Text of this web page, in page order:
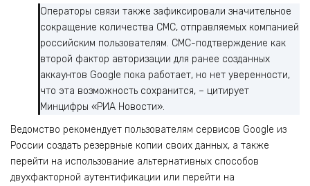
Операторы связи также зафиксировали значительное
сокращение количества СМС, отправляемых компанией
российским пользователям. СМС-подтверждение как
второй фактор авторизации для ранее созданных
аккаунтов Google пока работает, но нет уверенности,
что эта возможность сохранится, – цитирует
Минцифры «РИА Новости».
Ведомство рекомендует пользователям сервисов Google из
России создать резервные копии своих данных, а также
перейти на использование альтернативных способов
двухфакторной аутентификации или перейти на